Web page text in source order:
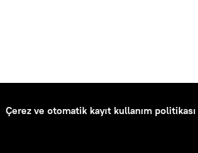
Çerez ve otomatik kayıt kullanım politikası